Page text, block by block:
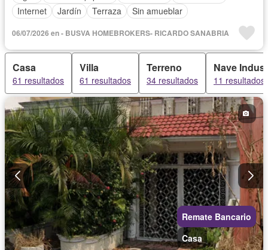
Internet
Jardín Terraza Sin amueblar
06/07/2026 en - BUSVA HOMEBROKERS- RICARDO SANABRIA
Casa
61 resultados
Villa
61 resultados
Terreno
34 resultados
Nave
11 resultados
Remate Bancario
Casa